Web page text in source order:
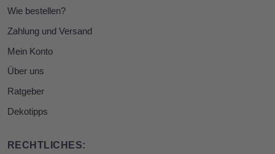
Wie bestellen?
Zahlung und Versand
Mein Konto
Über uns
Ratgeber
Dekotipps
RECHTLICHES: